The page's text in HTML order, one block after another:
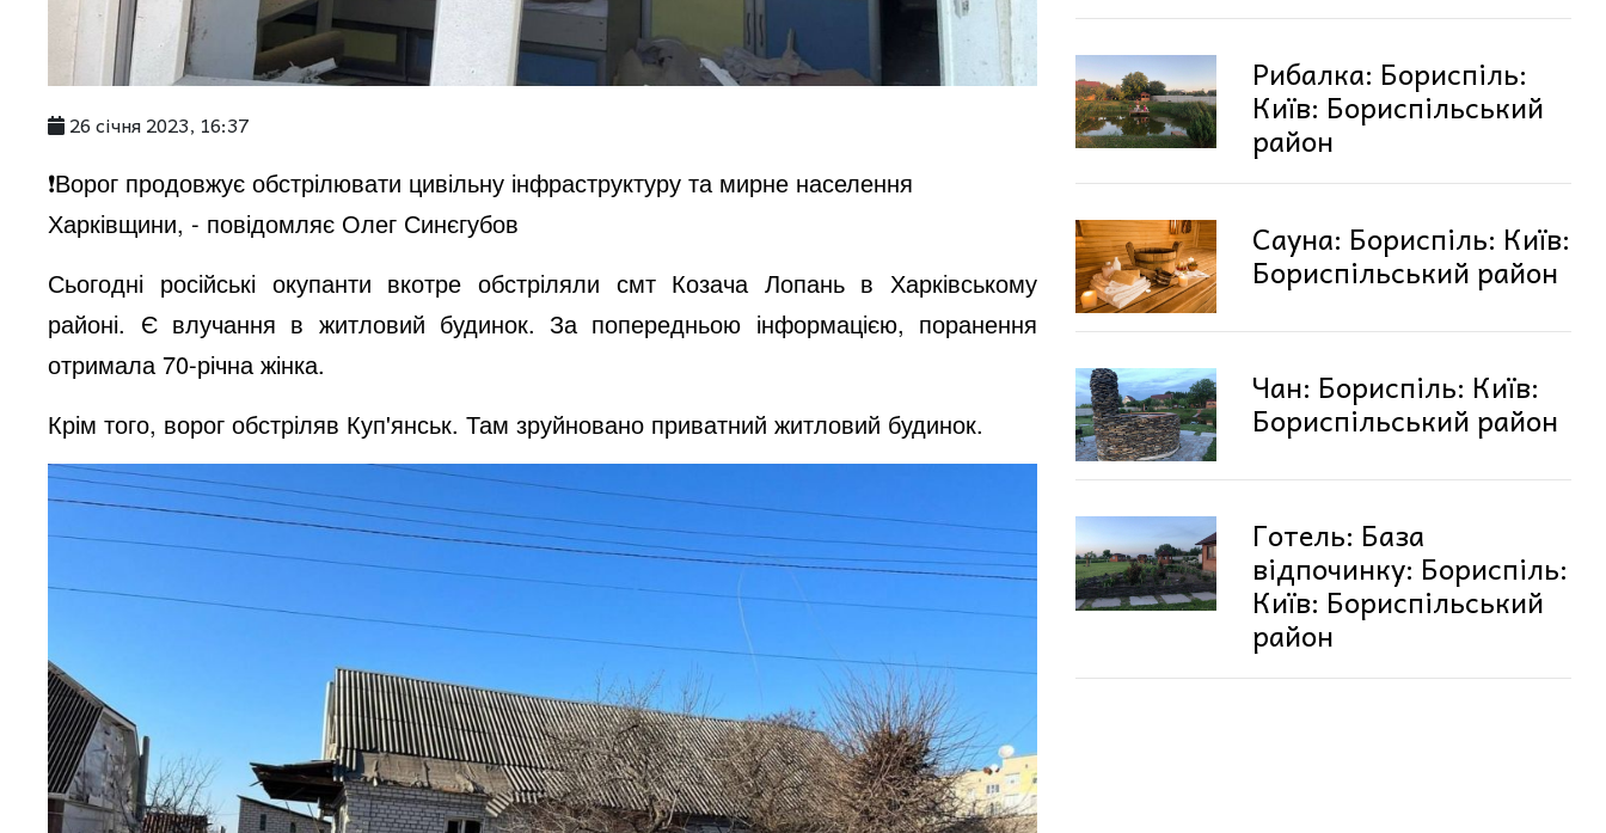
26 січня 2023, 16:37
❗️Ворог продовжує обстрілювати цивільну інфраструктуру та мирне населення
Харківщини, - повідомляє Олег Синєгубов
Сьогодні російські окупанти вкотре обстріляли смт Козача Лопань в Харківському
районі. Є влучання в житловий будинок. За попередньою інформацією, поранення
отримала 70-річна жінка.
Крім того, ворог обстріляв Куп'янськ. Там зруйновано приватний житловий будинок.
Рибалка: Бориспіль:
Київ: Бориспільський
район
Сауна: Бориспіль: Київ:
Бориспільський район
Чан: Бориспіль: Київ:
Бориспільський район
Готель: База
відпочинку: Бориспіль:
Київ: Бориспільський
район